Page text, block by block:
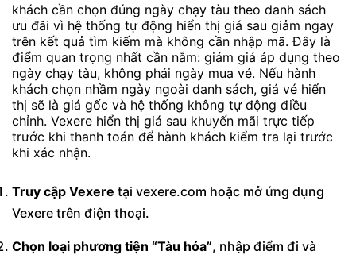
khách cần chọn đúng ngày chạy tàu theo danh sách
ưu đãi vì hệ thống tự động hiển thị giá sau giảm ngay
trên kết quả tìm kiếm mà không cần nhập mã. Đây là
điểm quan trọng nhất cần nắm: giảm giá áp dụng theo
ngày chạy tàu, không phải ngày mua vé. Nếu hành
khách chọn nhầm ngày ngoài danh sách, giá vé hiển
thị sẽ là giá gốc và hệ thống không tự động điều
chỉnh. Vexere hiển thị giá sau khuyến mãi trực tiếp
trước khi thanh toán để hành khách kiểm tra lại trước
khi xác nhận.
Truy cập Vexere tại vexere.com hoặc mở ứng dụng
Vexere trên điện thoại.
Chọn loại phương tiện “Tàu hỏa”, nhập điểm đi và